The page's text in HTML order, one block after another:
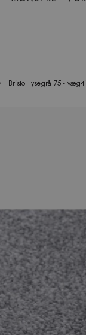
Bristol lysegrå 75 -